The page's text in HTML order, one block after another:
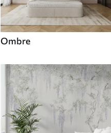
Ombre